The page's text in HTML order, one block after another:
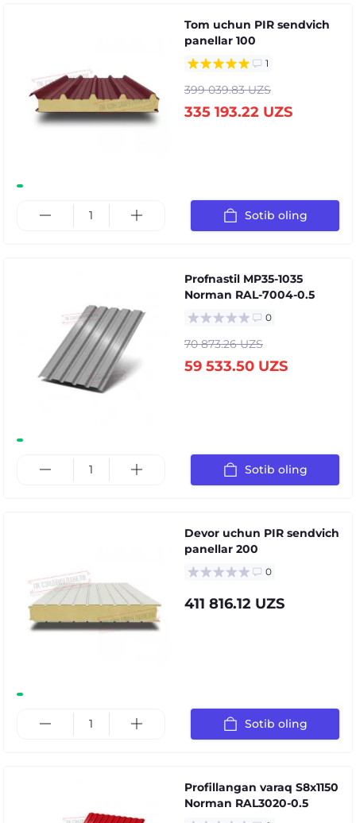
Tom uchun PIR sendvich
panellar 100
1
399 039.83 UZS
335 193.22 UZS
Sotib oling
Profnastil MP35-1035
Norman RAL-7004-0.5
0
70 873.26 UZS
59 533.50 UZS
Sotib oling
Devor uchun PIR sendvich
panellar 200
0
411 816.12 UZS
Sotib oling
Profillangan varaq S8x1150
Norman RAL3020-0.5